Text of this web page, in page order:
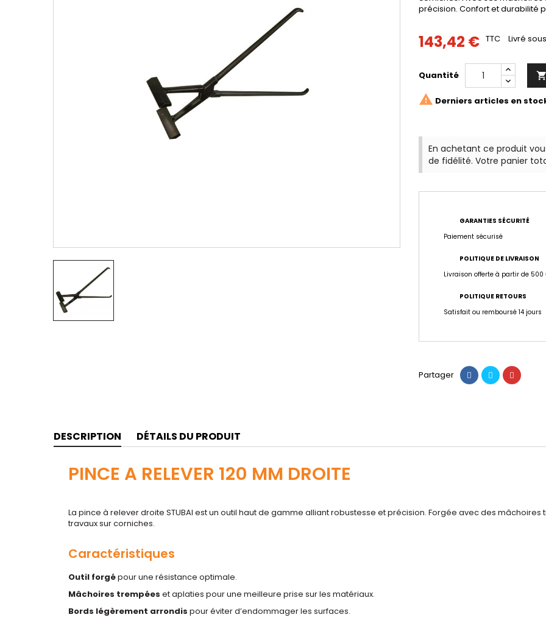
précision. Confort et durabilité
143,42 € TTC Livré
Quantité
 Derniers articles en
En achetant ce produit
de fidélité. Votre panier
GARANTIES SÉCURITÉ
Paiement sécurisé
POLITIQUE DE LIVRAISON
Livraison offerte à partir de
POLITIQUE RETOURS
Satisfait ou remboursé 14 jours
Partager
DESCRIPTION DÉTAILS DU PRODUIT
PINCE A RELEVER 120 MM DROITE
La pince à relever droite STUBAI est un outil haut de gamme alliant robustesse et précision. Forgée avec des
travaux sur corniches.
Caractéristiques
Outil forgépour une résistance optimale.
Mâchoires trempées et aplaties pour une meilleure prise sur les matériaux.
Bords légèrement arrondis pour éviter d’endommager les surfaces.